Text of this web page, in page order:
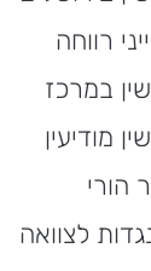
רווחה
במרכז
מודיעין
הורי
לצוואה